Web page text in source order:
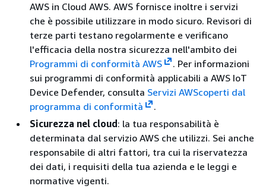
AWS in Cloud AWS. AWS fornisce inoltre i servizi
che è possibile utilizzare in modo sicuro. Revisori di
terze parti testano regolarmente e verificano
l'efficacia della nostra sicurezza nell'ambito dei
Programmi di conformità AWS
. Per informazioni
sui programmi di conformità applicabili a AWS IoT
Device Defender, consulta Servizi AWScoperti dal
programma di conformità
.
Sicurezza nel cloud : la tua responsabilità è
determinata dal servizio AWS che utilizzi. Sei anche
responsabile di altri fattori, tra cui la riservatezza
dei dati, i requisiti della tua azienda e le leggi e
normative vigenti.